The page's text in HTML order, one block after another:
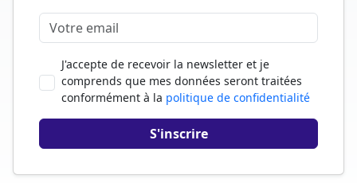
J'accepte de recevoir la newsletter et je
comprends que mes données seront traitées
conformément à la politique de confidentialité